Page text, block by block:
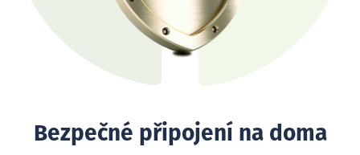
Bezpečné připojení na doma